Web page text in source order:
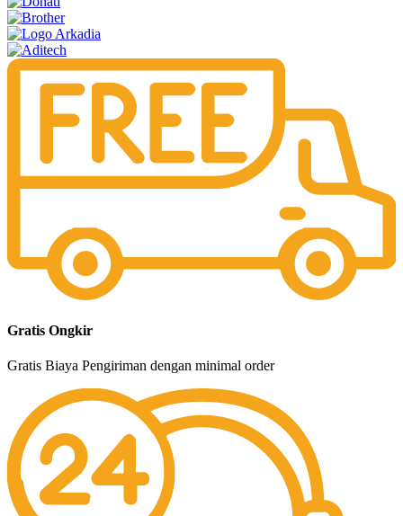
Gratis Ongkir
Gratis Biaya Pengiriman dengan minimal order